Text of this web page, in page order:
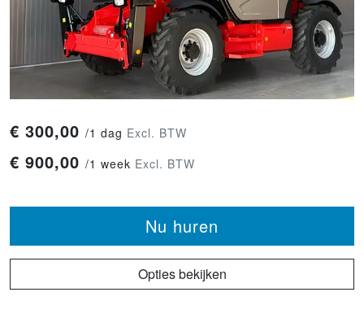
€ 300,00 /1 dag Excl. BTW
€ 900,00 /1 week Excl. BTW
Nu huren
Opties bekijken